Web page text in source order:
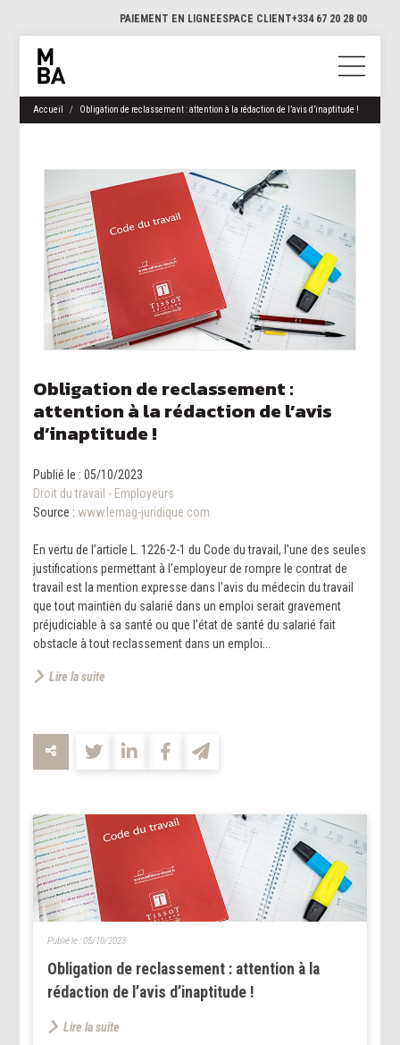
PAIEMENT EN LIGNEESPACE CLIENT+334 67 20 28 00
Accueil Obligation de reclassement : attention à la rédaction de l’avis d’inaptitude !
Obligation de reclassement :
attention à la rédaction de l’avis
d’inaptitude !
Publié le :05/10/2023
Droit du travail - Employeurs
Source : www.lemag-juridique.com
En vertu de l’article L. 1226-2-1 du Code du travail, l'une des seules
justifications permettant à l’employeur de rompre le contrat de
travail est la mention expresse dans l'avis du médecin du travail
que tout maintien du salarié dans un emploi serait gravement
préjudiciable à sa santé ou que l'état de santé du salarié fait
obstacle à tout reclassement dans un emploi...
Lire la suite
Obligation de reclassement : attention à la
rédaction de l’avis d’inaptitude !
Publié le :05/10/2023
Lire la suite